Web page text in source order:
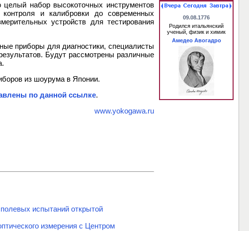
целый набор высокоточных инструментов
и калибровки до современных
устройств для тестирования
приборы для диагностики, специалисты
Будут рассмотрены различные
из шоурума в Японии.
по данной ссылке.
www.yokogawa.ru
испытаний открытой
измерения с Центром
09.08.1776
Родился итальянский
ученый, физик и химик
Амедео Авогадро